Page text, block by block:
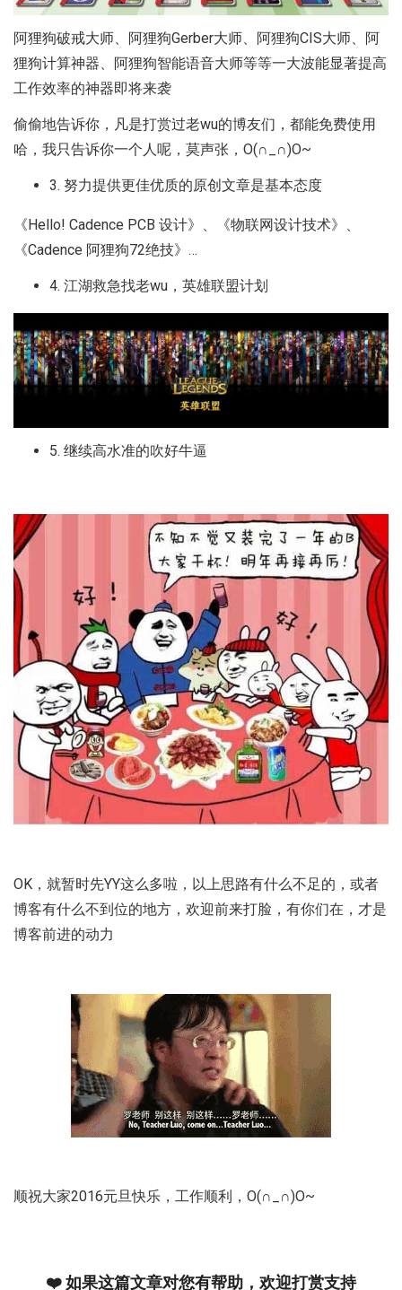
阿狸狗破戒大师、阿狸狗Gerber大师、阿狸狗CIS大师、阿
狸狗计算神器、阿狸狗智能语音大师等等一大波能显著提高
工作效率的神器即将来袭
偷偷地告诉你，凡是打赏过老wu的博友们，都能免费使用
哈，我只告诉你一个人呢，莫声张，O(∩_∩)O~
3. 努力提供更佳优质的原创文章是基本态度
《Hello! Cadence PCB 设计》、《物联网设计技术》、
《Cadence 阿狸狗72绝技》…
4. 江湖救急找老wu，英雄联盟计划
5. 继续高水准的吹好牛逼
OK，就暂时先YY这么多啦，以上思路有什么不足的，或者
博客有什么不到位的地方，欢迎前来打脸，有你们在，才是
博客前进的动力
顺祝大家2016元旦快乐，工作顺利，O(∩_∩)O~
❤️ 如果这篇文章对您有帮助，欢迎打赏支持